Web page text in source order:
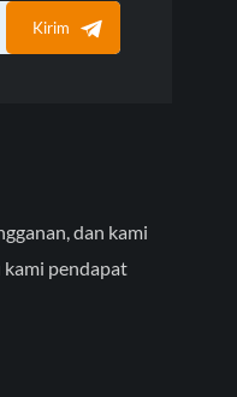
Kirim
dan kami
pendapat